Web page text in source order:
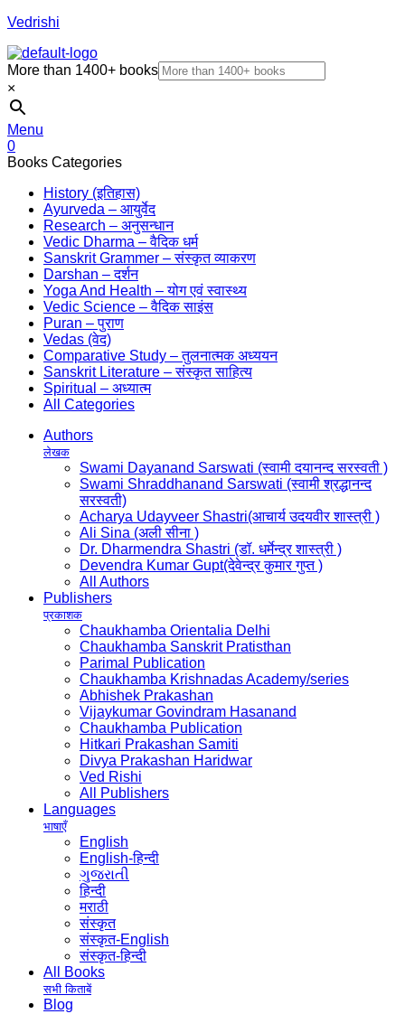
Vedrishi
More than 1400+ books
×
Menu
0
Books Categories
History (इतिहास)
Ayurveda – आयुर्वेद
Research – अनुसन्धान
Vedic Dharma – वैदिक धर्म
Sanskrit Grammer – संस्कृत व्याकरण
Darshan – दर्शन
Yoga And Health – योग एवं स्वास्थ्य
Vedic Science – वैदिक साइंस
Puran – पुराण
Vedas (वेद)
Comparative Study – तुलनात्मक अध्ययन
Sanskrit Literature – संस्कृत साहित्य
Spiritual – अध्यात्म
All Categories
Authors
लेखक
Swami Dayanand Sarswati (स्वामी दयानन्द सरस्वती )
Swami Shraddhanand Sarswati (स्वामी श्रद्धानन्द
सरस्वती)
Acharya Udayveer Shastri(आचार्य उदयवीर शास्त्री )
Ali Sina (अली सीना )
Dr. Dharmendra Shastri (डॉ. धर्मेन्द्र शास्त्री )
Devendra Kumar Gupt(देवेन्द्र कुमार गुप्त )
All Authors
Publishers
प्रकाशक
Chaukhamba Orientalia Delhi
Chaukhamba Sanskrit Pratisthan
Parimal Publication
Chaukhamba Krishnadas Academy/series
Abhishek Prakashan
Vijaykumar Govindram Hasanand
Chaukhamba Publication
Hitkari Prakashan Samiti
Divya Prakashan Haridwar
Ved Rishi
All Publishers
Languages
भाषाएँ
English
English-हिन्दी
ગુજરાતી
हिन्दी
मराठी
संस्कृत
संस्कृत-English
संस्कृत-हिन्दी
All Books
सभी किताबें
Blog